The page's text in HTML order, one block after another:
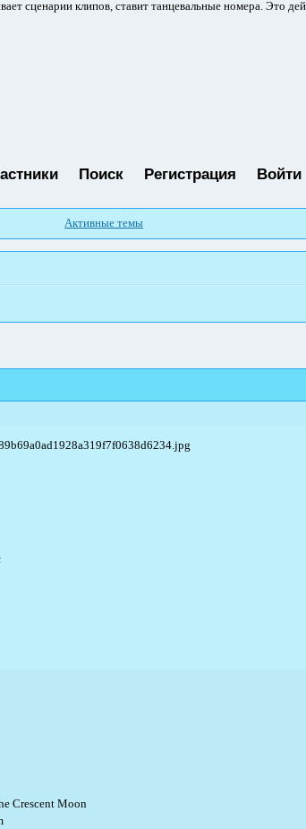
сценарии клипов, ставит танцевальные номера. Это
Поиск Регистрация Войти
Активные темы
Crescent Moon